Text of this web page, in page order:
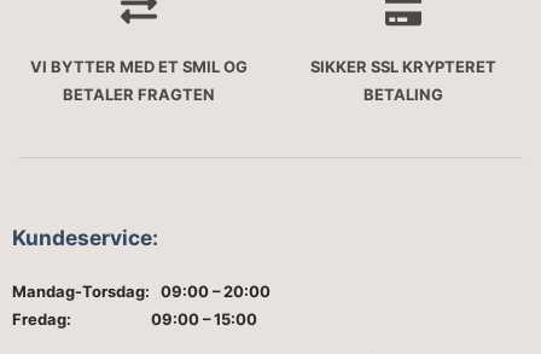
VI BYTTER MED ET SMIL OG
BETALER FRAGTEN
SIKKER SSL KRYPTERET
BETALING
Kundeservice:
Mandag-Torsdag: 09:00 – 20:00
Fredag: 09:00 – 15:00